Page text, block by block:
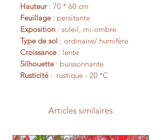
Hauteur: 70 * 60 cm
Feuillage: persitante
Exposition : soleil, mi-ombre
Type de sol : ordinaire/ humifère
Croissance: lente
Silhouette: buissonnante
Rusticité: rustique - 20 °C
Articles similaires